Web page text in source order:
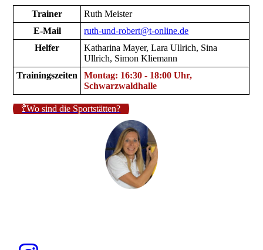
Trainer
Ruth Meister
E-Mail
ruth-und-robert@t-online.de
Helfer
Katharina Mayer, Lara Ullrich, Sina
Ullrich, Simon Kliemann
Trainingszeiten
Montag: 16:30 - 18:00 Uhr,
Schwarzwaldhalle
🚏Wo sind die Sportstätten?